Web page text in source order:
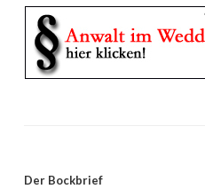
Der Bockbrief